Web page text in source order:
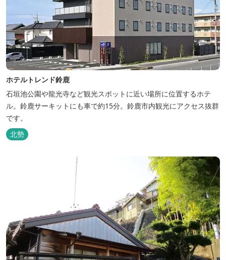
ホテルトレンド鈴鹿
石垣池公園や龍光寺など観光スポットに近い場所に位置するホテ
ル。鈴鹿サーキットにも車で約15分。鈴鹿市内観光にアクセス抜群
です。
北勢